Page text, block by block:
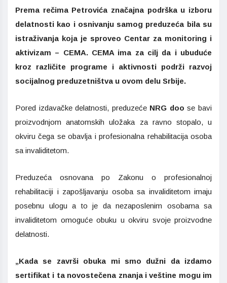
Prema rečima Petrovića značajna podrška u izboru
delatnosti kao i osnivanju samog preduzeća bila su
istraživanja koja je sproveo Centar za monitoring i
aktivizam – CEMA. CEMA ima za cilj da i ubuduće
kroz različite programe i aktivnosti podrži razvoj
socijalnog preduzetništva u ovom delu Srbije.
Pored izdavačke delatnosti, preduzeće NRG doo se bavi
proizvodnjom anatomskih uložaka za ravno stopalo, u
okviru čega se obavlja i profesionalna rehabilitacija osoba
sa invaliditetom.
Preduzeća osnovana po Zakonu o profesionalnoj
rehabilitaciji i zapošljavanju osoba sa invaliditetom imaju
posebnu ulogu a to je da nezaposlenim osobama sa
invaliditetom omoguće obuku u okviru svoje proizvodne
delatnosti.
„Kada se završi obuka mi smo dužni da izdamo
sertifikat i ta novostečena znanja i veštine mogu im